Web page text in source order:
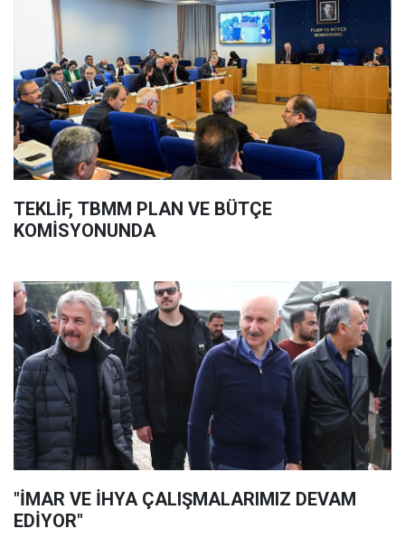
TEKLİF, TBMM PLAN VE BÜTÇE
KOMİSYONUNDA
"İMAR VE İHYA ÇALIŞMALARIMIZ DEVAM
EDİYOR"